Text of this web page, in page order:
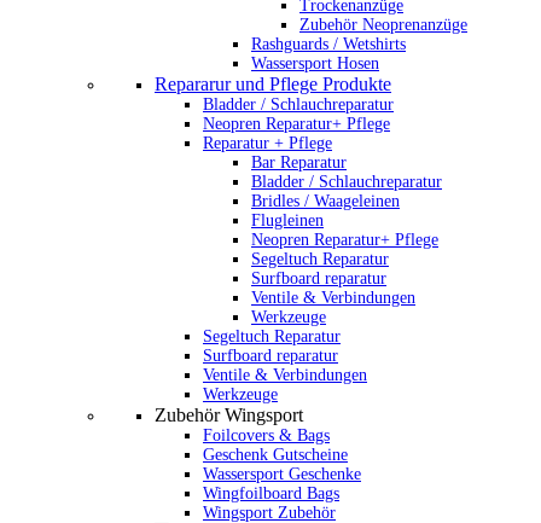
Trockenanzüge
Zubehör Neoprenanzüge
Rashguards / Wetshirts
Wassersport Hosen
Repararur und Pflege Produkte
Bladder / Schlauchreparatur
Neopren Reparatur+ Pflege
Reparatur + Pflege
Bar Reparatur
Bladder / Schlauchreparatur
Bridles / Waageleinen
Flugleinen
Neopren Reparatur+ Pflege
Segeltuch Reparatur
Surfboard reparatur
Ventile & Verbindungen
Werkzeuge
Segeltuch Reparatur
Surfboard reparatur
Ventile & Verbindungen
Werkzeuge
Zubehör Wingsport
Foilcovers & Bags
Geschenk Gutscheine
Wassersport Geschenke
Wingfoilboard Bags
Wingsport Zubehör